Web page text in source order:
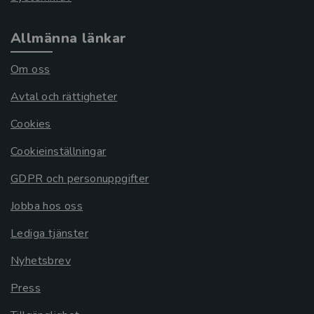
Allmänna länkar
Om oss
Avtal och rättigheter
Cookies
Cookieinställningar
GDPR och personuppgifter
Jobba hos oss
Lediga tjänster
Nyhetsbrev
Press